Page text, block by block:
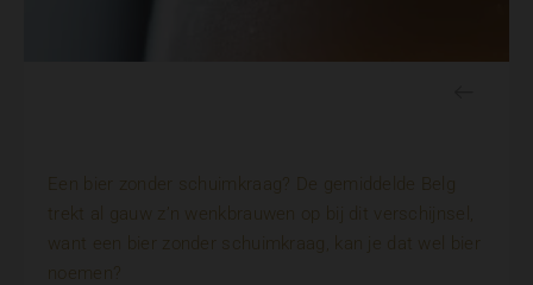
Een bier zonder schuimkraag? De gemiddelde Belg
trekt al gauw z’n wenkbrauwen op bij dit verschijnsel,
want een bier zonder schuimkraag, kan je dat wel bier
noemen?